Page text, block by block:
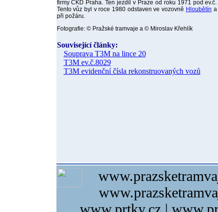
firmy ČKD Praha. Ten jezdíl v Praze od roku 1971 pod
Tento vůz byl v roce 1980 odstaven ve vozovně Hloubětín a
při požáru.
Fotografie: © Pražské tramvaje a © Miroslav Křehlík
Související články:
Souprava T3M na lince 20
T3M ev.č.8029
T3M evidenční čísla rekonstruovaných vozů